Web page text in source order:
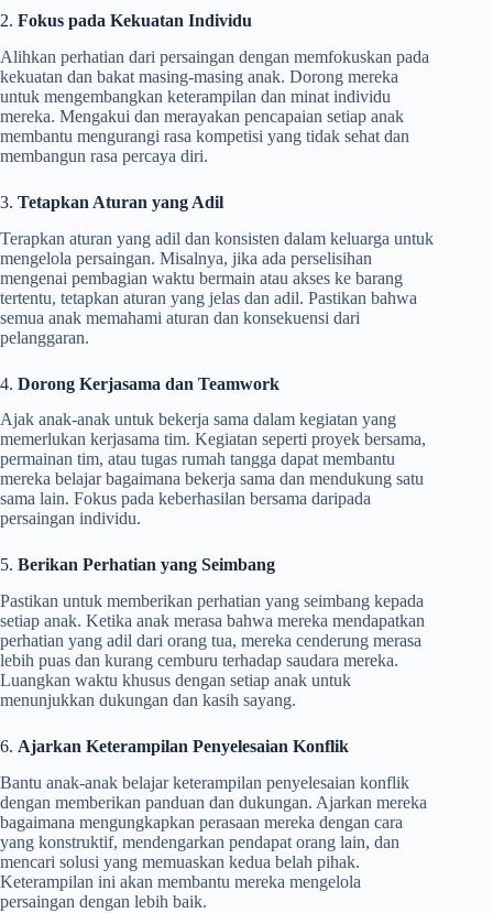
2. Fokus pada Kekuatan Individu
Alihkan perhatian dari persaingan dengan memfokuskan pada
kekuatan dan bakat masing-masing anak. Dorong mereka
untuk mengembangkan keterampilan dan minat individu
mereka. Mengakui dan merayakan pencapaian setiap anak
membantu mengurangi rasa kompetisi yang tidak sehat dan
membangun rasa percaya diri.
3. Tetapkan Aturan yang Adil
Terapkan aturan yang adil dan konsisten dalam keluarga untuk
mengelola persaingan. Misalnya, jika ada perselisihan
mengenai pembagian waktu bermain atau akses ke barang
tertentu, tetapkan aturan yang jelas dan adil. Pastikan bahwa
semua anak memahami aturan dan konsekuensi dari
pelanggaran.
4. Dorong Kerjasama dan Teamwork
Ajak anak-anak untuk bekerja sama dalam kegiatan yang
memerlukan kerjasama tim. Kegiatan seperti proyek bersama,
permainan tim, atau tugas rumah tangga dapat membantu
mereka belajar bagaimana bekerja sama dan mendukung satu
sama lain. Fokus pada keberhasilan bersama daripada
persaingan individu.
5. Berikan Perhatian yang Seimbang
Pastikan untuk memberikan perhatian yang seimbang kepada
setiap anak. Ketika anak merasa bahwa mereka mendapatkan
perhatian yang adil dari orang tua, mereka cenderung merasa
lebih puas dan kurang cemburu terhadap saudara mereka.
Luangkan waktu khusus dengan setiap anak untuk
menunjukkan dukungan dan kasih sayang.
6. Ajarkan Keterampilan Penyelesaian Konflik
Bantu anak-anak belajar keterampilan penyelesaian konflik
dengan memberikan panduan dan dukungan. Ajarkan mereka
bagaimana mengungkapkan perasaan mereka dengan cara
yang konstruktif, mendengarkan pendapat orang lain, dan
mencari solusi yang memuaskan kedua belah pihak.
Keterampilan ini akan membantu mereka mengelola
persaingan dengan lebih baik.